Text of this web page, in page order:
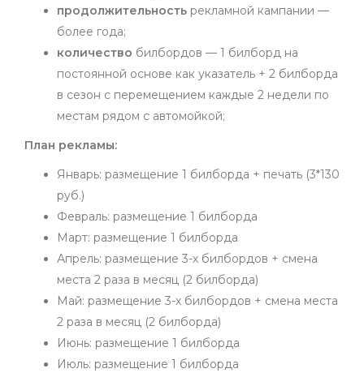
продолжительность рекламной кампании —
более года;
количество билбордов — 1 билборд на
постоянной основе как указатель + 2 билборда
в сезон с перемещением каждые 2 недели по
местам рядом с автомойкой;
План рекламы:
Январь: размещение 1 билборда + печать (3*130
руб.)
Февраль: размещение 1 билборда
Март: размещение 1 билборда
Апрель: размещение 3-х билбордов + смена
места 2 раза в месяц (2 билборда)
Май: размещение 3-х билбордов + смена места
2 раза в месяц (2 билборда)
Июнь: размещение 1 билборда
Июль: размещение 1 билборда